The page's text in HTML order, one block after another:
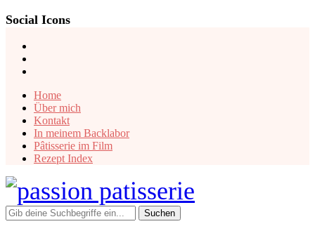
Social Icons
Home
Über mich
Kontakt
In meinem Backlabor
Pâtisserie im Film
Rezept Index